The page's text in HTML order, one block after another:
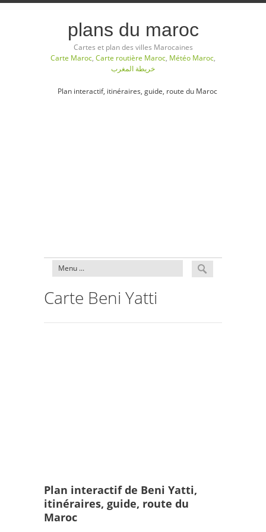
plans du maroc
Cartes et plan des villes Marocaines
Carte Maroc, Carte routière Maroc, Météo Maroc,
خريطة المغرب
Plan interactif, itinéraires, guide, route du Maroc
Carte Beni Yatti
Plan interactif de Beni Yatti,
itinéraires, guide, route du
Maroc